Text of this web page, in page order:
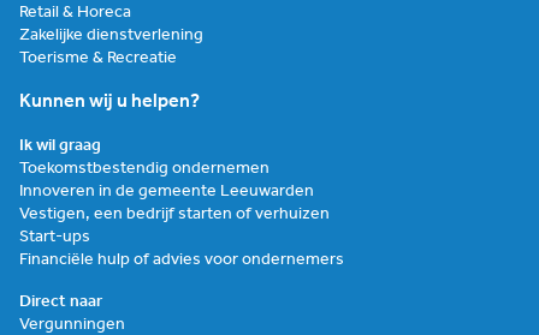
Retail & Horeca
Zakelijke dienstverlening
Toerisme & Recreatie
Kunnen wij u helpen?
Ik wil graag
Toekomstbestendig ondernemen
Innoveren in de gemeente Leeuwarden
Vestigen, een bedrijf starten of verhuizen
Start-ups
Financiële hulp of advies voor ondernemers
Direct naar
Vergunningen